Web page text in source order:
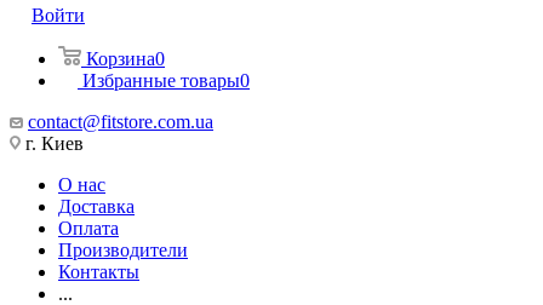
Войти
Корзина0
Избранные товары0
contact@fitstore.com.ua
г. Киев
О нас
Доставка
Оплата
Производители
Контакты
...